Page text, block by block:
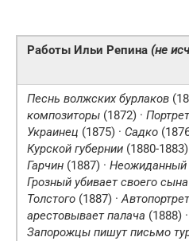
Работы Ильи Репина (не
Песнь волжских бурлаков
композиторы (1872) ·
Украинец (1875) · Садко
Курской губернии (1880-1883)
Гарчин (1887) · Неожиданный
Грозный убивает своего сына
Толстого (1887) ·Автопортрет
арестовывает палача (1888) ·
Запорожцы пишут письмо